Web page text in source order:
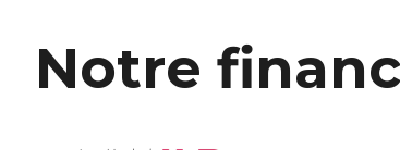
Notre